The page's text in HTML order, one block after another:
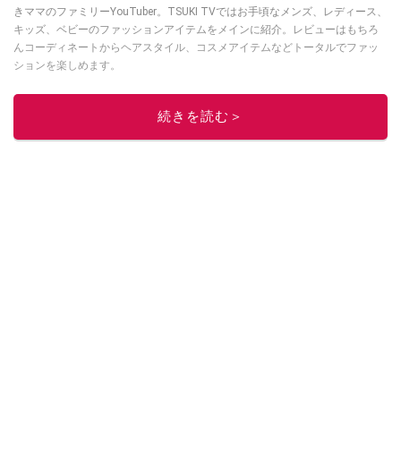
きママのファミリーYouTuber。TSUKI TVではお手頃なメンズ、レディース、
キッズ、ベビーのファッションアイテムをメインに紹介。レビューはもちろ
んコーディネートからヘアスタイル、コスメアイテムなどトータルでファッ
ションを楽しめます。
このイチオシストの他の記事を読む
続きを読む＞